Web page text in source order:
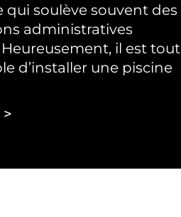
qui soulève souvent des
administratives
il est tout
d’installer une piscine